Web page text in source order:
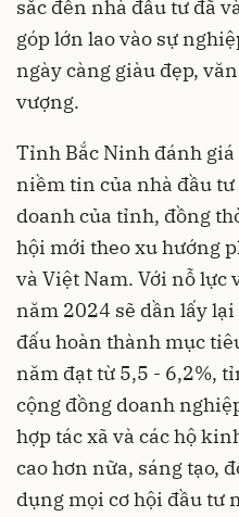
sắc đến nhà đầu tư đã
góp lớn lao vào sự
ngày càng giàu đẹp,
vượng.
Tỉnh Bắc Ninh đánh
niềm tin của nhà đầu
doanh của tỉnh, đồng
hội mới theo xu hướng
và Việt Nam. Với nỗ lực
năm 2024 sẽ dần lấy
đấu hoàn thành mục
năm đạt từ 5,5 - 6,2%,
cộng đồng doanh
hợp tác xã và các hộ
cao hơn nữa, sáng tạo,
dụng mọi cơ hội đầu tư